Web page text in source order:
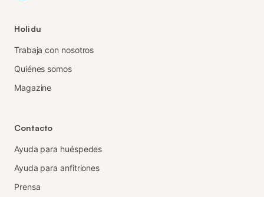
Holidu
Trabaja con nosotros
Quiénes somos
Magazine
Contacto
Ayuda para huéspedes
Ayuda para anfitriones
Prensa